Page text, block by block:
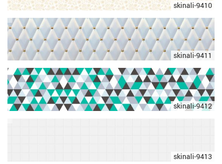
skinali-9410
skinali-9411
skinali-9412
skinali-9413